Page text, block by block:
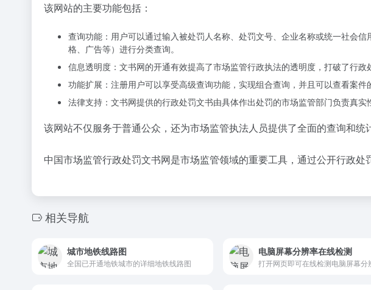
该网站的主要功能包括：
查询功能：用户可以通过输入被处罚人名称、处罚文号、企业名称或统一社会
格、广告等）进行分类查询。
信息透明度：文书网的开通有效提高了市场监管行政执法的透明度，打破了行
功能扩展：注册用户可以享受高级查询功能，实现组合查询，并且可以查看案
法律支持：文书网提供的行政处罚文书由具体作出处罚的市场监管部门负责真
该网站不仅服务于普通公众，还为市场监管执法人员提供了全面的查询和
中国市场监管行政处罚文书网是市场监管领域的重要工具，通过公开行政
相关导航
城市地铁线路图
全国已开通地铁城市的详细地铁线路图
电脑屏幕分辨率在线检测
打开网页即可在线检测电脑屏幕分